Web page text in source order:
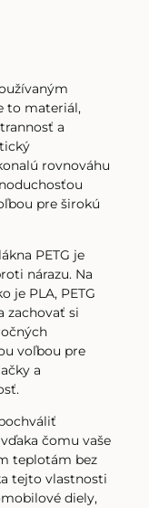
to materiál,
a
rovnováhu
pre širokú
PETG je
nárazu. Na
je PLA, PETG
zachovať si
voľbou pre
a
čomu vaše
teplotám bez
tejto vlastnosti
diely,